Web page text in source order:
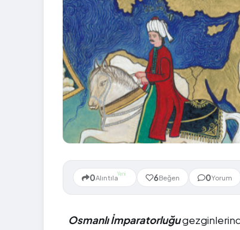
0AlıntılaYeni 6Beğen 0Yorum
Osmanlı İmparatorluğu